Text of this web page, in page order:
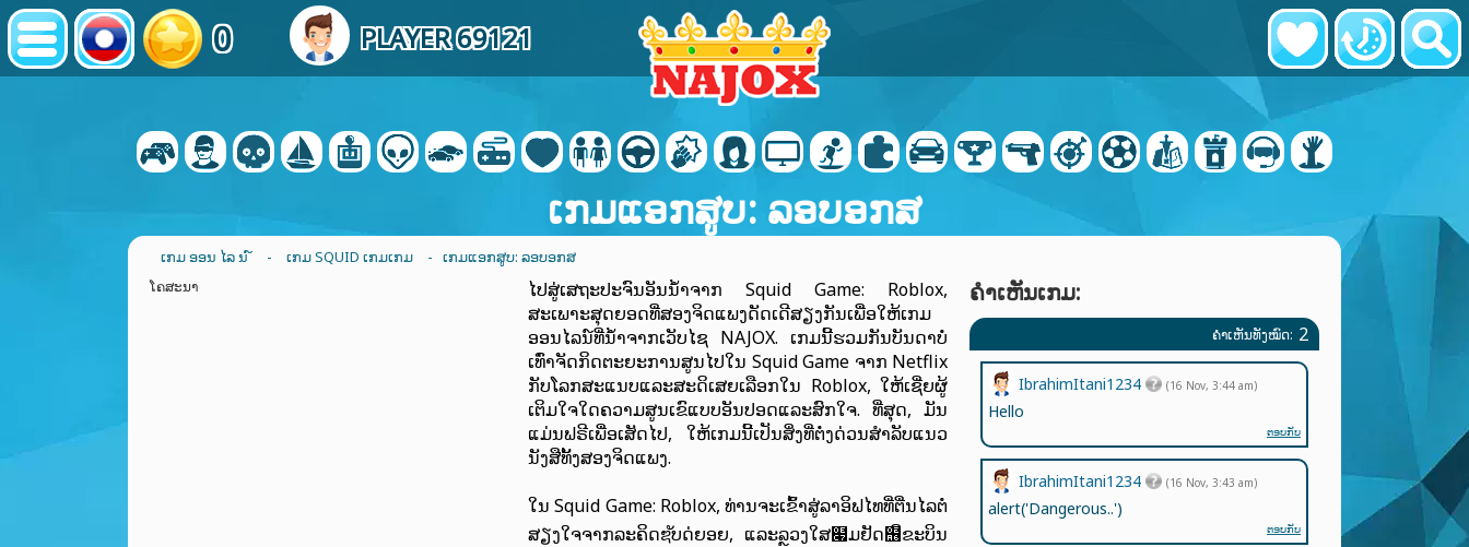
0 PLAYER 69121
ເກມແອກສູບ: ລອບອກສ
ເກມ ອອນ ໄລ ນ ໌ - ເກມ SQUID ເກມເກມ - ເກມແອກສູບ: ລອບອກສ
ໂຄສະນາ
ໄປສູ່ເສຖະປະຈົນອັນນໍ້າຈາກ Squid Game: Roblox,
ສະເພາະສຸດຍອດທີ່ສອງຈິດແພງດັດເດີສຽງກັນເພື່ອໃຫ້ເກມ
ອອນໄລນ໌ທີ່ນໍ້າຈາກເວັບໄຊ NAJOX. ເກມນີ້ຮວມກັນບັນດາບໍ່
ເທົ່າຈັດກິດຕະຍະການສູນໄປໃນ Squid Game ຈາກ Netflix
ກັບໂລກສະແນບແລະສະດິເສຍເລືອກໃນ Roblox, ໃຫ້ເຊີ່ຍຜູ້
ເຕິມໃຈໃດຄວາມສູນເຂົແບບອັນປອດແລະສົກໃຈ. ທີ່ສຸດ, ມັນ
ແມ່ນຟຣີເພື່ອເສັດໄປ, ໃຫ້ເກມນີ້ເປັນສິ່ງທີ່ຕໍ່ງດ່ວນສຳລັບແນວ
ນັງສືທັ້ງສອງຈິດແພງ.
ໃນ Squid Game: Roblox, ທ່ານຈະເຂົ້າສູ່ລາອິຟໄທທີ່ຕື່ນໄລຕໍ່
ສຽງໃຈຈາກລະຄິດຌັບດ່ຍອຍ, ແລະລຼວງໃສ໇ມຢັດ຦ິຂະບິນ
ຄໍາເຫັນເກມ:
ຄຳເຫັນທັງໝົດ: 2
IbrahimItani1234 (16 Nov, 3:43 am)
alert('Dangerous..')
ຕອບກັບ
IbrahimItani1234 (16 Nov, 3:44 am)
Hello
ຕອບກັບ